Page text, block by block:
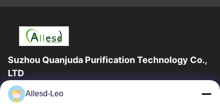
Suzhou Quanjuda Purification Technology Co.,
LTD
16years ervaring, als belangrijke fabrikant en exporteur van
ESD & Cleanroom producten, bieden wij een volledige lijn van
Allesd-Leo